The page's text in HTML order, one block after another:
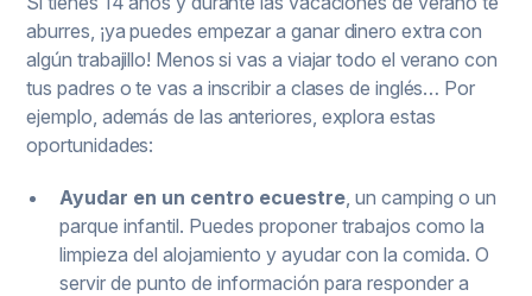
aburres, ¡ya puedes empezar a ganar dinero extra con
algún trabajillo! Menos si vas a viajar todo el verano con
tus padres o te vas a inscribir a clases de inglés… Por
ejemplo, además de las anteriores, explora estas
oportunidades:
Ayudar en un centro ecuestre , un camping o un
parque infantil. Puedes proponer trabajos como la
limpieza del alojamiento y ayudar con la comida. O
servir de punto de información para responder a